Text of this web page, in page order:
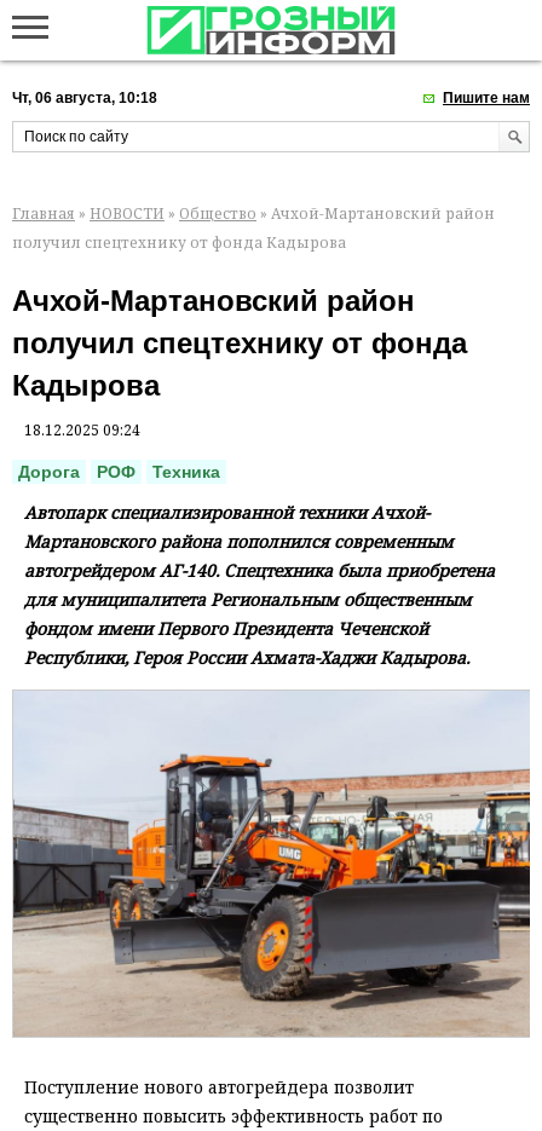
Чт, 06 августа, 10:18 Пишите нам
Главная » НОВОСТИ » Общество » Ачхой-Мартановский район
получил спецтехнику от фонда Кадырова
Ачхой-Мартановский район
получил спецтехнику от фонда
Кадырова
18.12.2025 09:24
Дорога РОФ Техника
Автопарк специализированной техники Ачхой-
Мартановского района пополнился современным
автогрейдером АГ-140. Спецтехника была приобретена
для муниципалитета Региональным общественным
фондом имени Первого Президента Чеченской
Республики, Героя России Ахмата-Хаджи Кадырова.
Поступление нового автогрейдера позволит
существенно повысить эффективность работ по